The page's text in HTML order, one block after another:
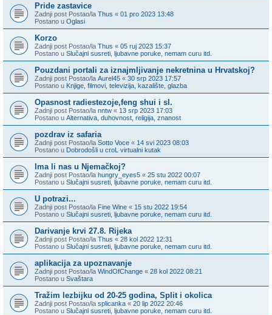
Pride zastavice
Zadnji post Postao/la Thus « 01 pro 2023 13:48
Postano u Oglasi
Korzo
Zadnji post Postao/la Thus « 05 ruj 2023 15:37
Postano u Slučajni susreti, ljubavne poruke, nemam curu itd.
Pouzdani portali za iznajmljivanje nekretnina u Hrvatskoj?
Zadnji post Postao/la Aurel45 « 30 srp 2023 17:57
Postano u Knjige, filmovi, televizija, kazalište, glazba
Opasnost radiestezoje,feng shui i sl.
Zadnji post Postao/la nntw « 13 srp 2023 17:03
Postano u Alternativa, duhovnost, religija, znanost
pozdrav iz safaria
Zadnji post Postao/la Sotto Voce « 14 svi 2023 08:03
Postano u Dobrodošli u croL virtualni kutak
Ima li nas u Njemačkoj?
Zadnji post Postao/la hungry_eyes5 « 25 stu 2022 00:07
Postano u Slučajni susreti, ljubavne poruke, nemam curu itd.
U potrazi...
Zadnji post Postao/la Fine Wine « 15 stu 2022 19:54
Postano u Slučajni susreti, ljubavne poruke, nemam curu itd.
Darivanje krvi 27.8. Rijeka
Zadnji post Postao/la Thus « 28 kol 2022 12:31
Postano u Slučajni susreti, ljubavne poruke, nemam curu itd.
aplikacija za upoznavanje
Zadnji post Postao/la WindOfChange « 28 kol 2022 08:21
Postano u Svaštara
Tražim lezbijku od 20-25 godina, Split i okolica
Zadnji post Postao/la splicanka « 20 lip 2022 20:46
Postano u Slučajni susreti, ljubavne poruke, nemam curu itd.